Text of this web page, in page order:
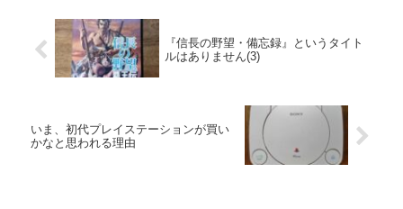
『信長の野望・備忘録』というタイト
ルはありません(3)
いま、初代プレイステーションが買い
かなと思われる理由